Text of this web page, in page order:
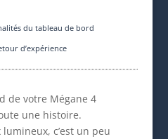
du tableau de bord
d’expérience
de votre Mégane 4
une histoire.
c’est un peu